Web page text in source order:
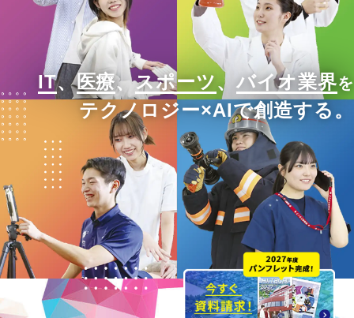
IT、医療、スポーツ、バイオ業界を
テクノロジー×AIで創造する。